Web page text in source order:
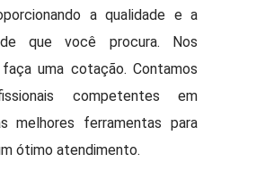
a qualidade e a
que você procura. Nos
uma cotação. Contamos
competentes em
melhores ferramentas para
ótimo atendimento.